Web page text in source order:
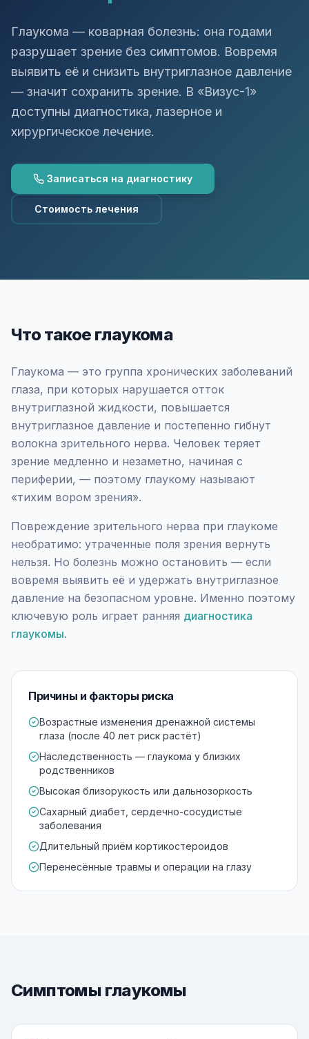
ВКонтакте
Глаукома — коварная болезнь: она годами
разрушает зрение без симптомов. Вовремя
выявить её и снизить внутриглазное давление
— значит сохранить зрение. В «Визус-1»
доступны диагностика, лазерное и
хирургическое лечение.
Записаться на диагностику
Стоимость лечения
Что такое глаукома
Глаукома — это группа хронических заболеваний
глаза, при которых нарушается отток
внутриглазной жидкости, повышается
внутриглазное давление и постепенно гибнут
волокна зрительного нерва. Человек теряет
зрение медленно и незаметно, начиная с
периферии, — поэтому глаукому называют
«тихим вором зрения».
Повреждение зрительного нерва при глаукоме
необратимо: утраченные поля зрения вернуть
нельзя. Но болезнь можно остановить — если
вовремя выявить её и удержать внутриглазное
давление на безопасном уровне. Именно поэтому
ключевую роль играет ранняя диагностика
глаукомы.
Причины и факторы риска
Возрастные изменения дренажной системы
глаза (после 40 лет риск растёт)
Наследственность — глаукома у близких
родственников
Высокая близорукость или дальнозоркость
Сахарный диабет, сердечно-сосудистые
заболевания
Длительный приём кортикостероидов
Перенесённые травмы и операции на глазу
Симптомы глаукомы